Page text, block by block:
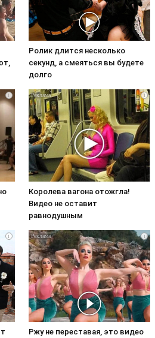
Ролик длится несколько
секунд, а смеяться вы будете
долго
i i
Королева вагона отожгла!
Видео не оставит
равнодушным
i i
Ржу не переставая, это видео